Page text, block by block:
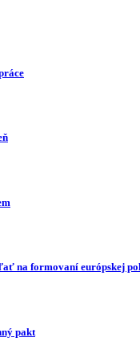
na formovaní európskej
pakt